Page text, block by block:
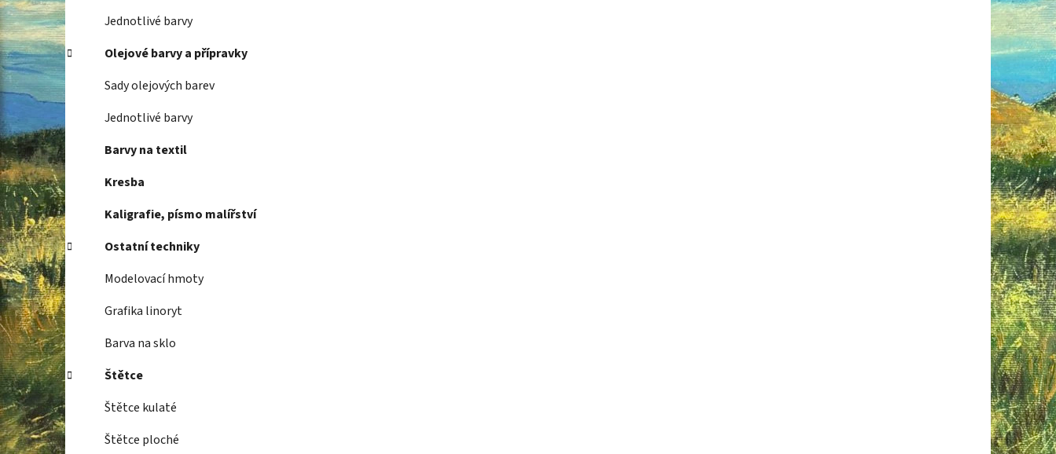
Jednotlivé barvy
Olejové barvy a přípravky
Sady olejových barev
Jednotlivé barvy
Barvy na textil
Kresba
Kaligrafie, písmo malířství
Ostatní techniky
Modelovací hmoty
Grafika linoryt
Barva na sklo
Štětce
Štětce kulaté
Štětce ploché